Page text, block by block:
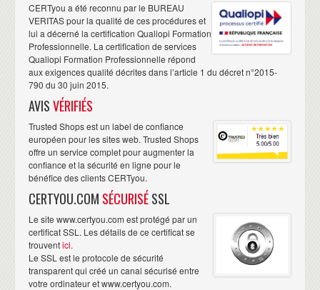
CERTyou a été reconnu par le BUREAU
VERITAS pour la qualité de ces procédures et
lui a décerné la certification Qualiopi Formation
Professionnelle. La certification de services
Qualiopi Formation Professionnelle répond
aux exigences qualité décrites dans l’article 1 du décret n°2015-
790 du 30 juin 2015.
AVISVÉRIFIÉS
Trusted Shops est un label de confiance
européen pour les sites web. Trusted Shops
offre un service complet pour augmenter la
confiance et la sécurité en ligne pour le
bénéfice des clients CERTyou.
CERTYOU.COM SÉCURISÉSSL
Le site www.certyou.com est protégé par un
certificat SSL. Les détails de ce certificat se
trouventici.
Le SSL est le protocole de sécurité
transparent qui créé un canal sécurisé entre
votre ordinateur et www.certyou.com.